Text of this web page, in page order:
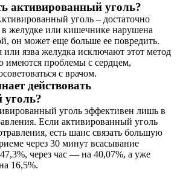
активированный уголь?
уголь – достаточно
в желудке или кишечнике нарушена
он может еще больше ее повредить.
или язва желудка исключают этот метод
имеются проблемы с сердцем,
с врачом.
действовать
уголь?
уголь эффективен лишь в
Если активированный уголь
есть шанс связать большую
через 30 минут всасывание
через час — на 40,07%, а уже
16,5%.